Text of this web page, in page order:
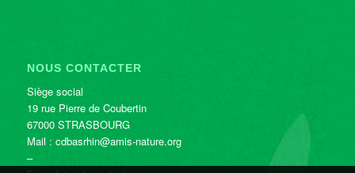
NOUS CONTACTER
Siège social
19 rue Pierre de Coubertin
67000 STRASBOURG
Mail : cdbasrhin@amis-nature.org
–